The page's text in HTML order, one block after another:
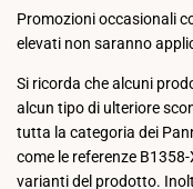
Promozioni occasionali
elevati non saranno
Si ricorda che alcuni
alcun tipo di ulteriore
tutta la categoria dei
come le referenze
varianti del prodotto.